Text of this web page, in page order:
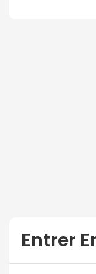
Entrer